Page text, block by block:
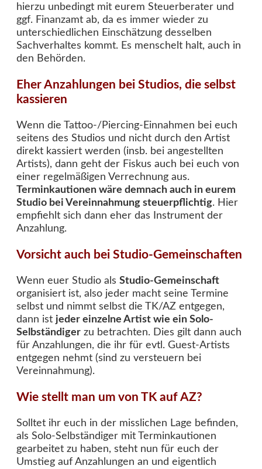
hierzu unbedingt mit eurem Steuerberater und
ggf. Finanzamt ab, da es immer wieder zu
unterschiedlichen Einschätzung desselben
Sachverhaltes kommt. Es menschelt halt, auch in
den Behörden.
Eher Anzahlungen bei Studios, die selbst
kassieren
Wenn die Tattoo-/Piercing-Einnahmen bei euch
seitens des Studios und nicht durch den Artist
direkt kassiert werden (insb. bei angestellten
Artists), dann geht der Fiskus auch bei euch von
einer regelmäßigen Verrechnung aus.
Terminkautionen wäre demnach auch in eurem
Studio bei Vereinnahmung steuerpflichtig. Hier
empfiehlt sich dann eher das Instrument der
Anzahlung.
Vorsicht auch bei Studio-Gemeinschaften
Wenn euer Studio als Studio-Gemeinschaft
organisiert ist, also jeder macht seine Termine
selbst und nimmt selbst die TK/AZ entgegen,
dann ist jeder einzelne Artist wie ein Solo-
Selbständiger zu betrachten. Dies gilt dann auch
für Anzahlungen, die ihr für evtl. Guest-Artists
entgegen nehmt (sind zu versteuern bei
Vereinnahmung).
Wie stellt man um von TK auf AZ?
Solltet ihr euch in der misslichen Lage befinden,
als Solo-Selbständiger mit Terminkautionen
gearbeitet zu haben, steht nun für euch der
Umstieg auf Anzahlungen an und eigentlich